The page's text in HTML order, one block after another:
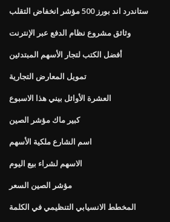
ستاندرد اند بورز 500 مؤشر انخفاض التقلب
وثائق مشروع نظام الدفع عبر الإنترنت
أفضل الكتب لتجار الأسهم المبتدئين
تمويل المعارض التجارية
العشرة الأوائل بيني هذا الاسبوع
كبير ماك مؤشر الصين
اسم الشارع ملكية الأسهم
الاسهم لشراء بيع اليوم
مؤشر الصين السعر
المخطط الانسيابي التنظيمي في الكلمة